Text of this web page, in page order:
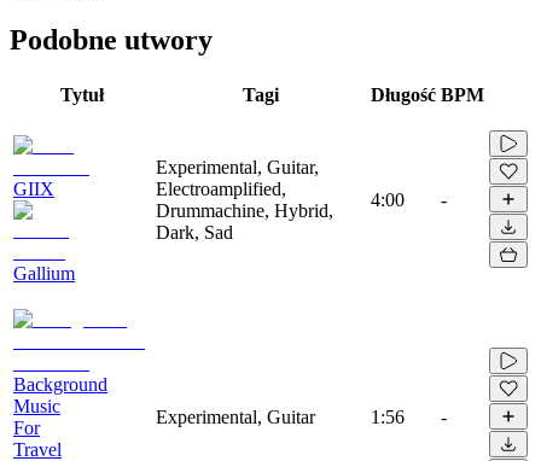
Podobne utwory
Tytuł Tagi Długość BPM
GIIX
Gallium
Experimental, Guitar,
Electroamplified,
Drummachine, Hybrid,
Dark, Sad
4:00 -
Background
Music
For
Travel
Experimental, Guitar 1:56 -